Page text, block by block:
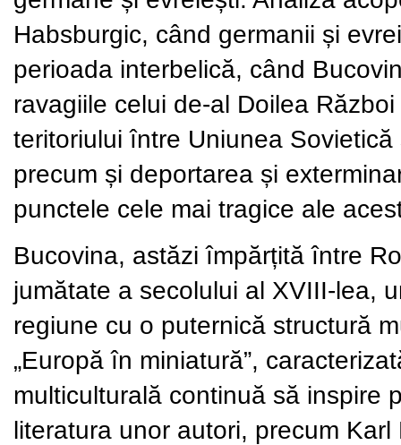
Habsburgic, când germanii și
perioada interbelică, când
ravagiile celui de-al Doilea
teritoriului între Uniunea
precum și deportarea și
punctele cele mai tragice ale
Bucovina, astăzi împărțită între
jumătate a secolului al XVIII-lea,
regiune cu o puternică structură
„Europă în miniatură”,
multiculturală continuă să inspire
literatura unor autori, precum